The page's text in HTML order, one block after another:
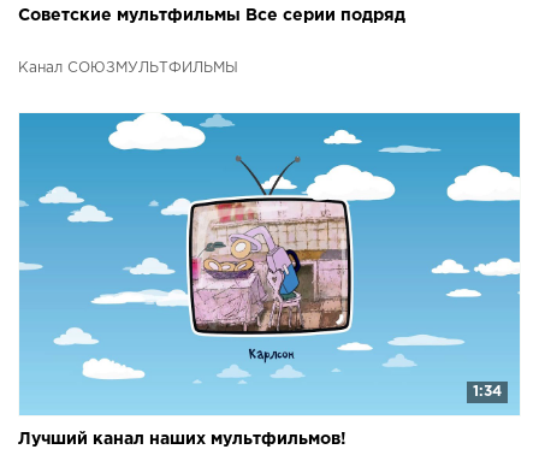
Советские мультфильмы Все серии подряд
Канал СОЮЗМУЛЬТФИЛЬМЫ
1:34
Лучший канал наших мультфильмов!